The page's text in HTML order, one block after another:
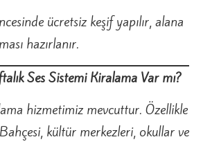
ücretsiz keşif yapılır, alana
hazırlanır.
Ses Sistemi Kiralama Var mı?
hizmetimiz mevcuttur. Özellikle
kültür merkezleri, okullar ve